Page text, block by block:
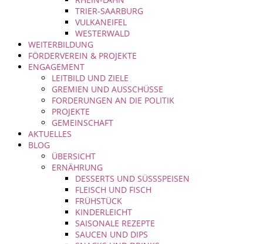
TRIER-SAARBURG
VULKANEIFEL
WESTERWALD
WEITERBILDUNG
FÖRDERVEREIN & PROJEKTE
ENGAGEMENT
LEITBILD UND ZIELE
GREMIEN UND AUSSCHÜSSE
FORDERUNGEN AN DIE POLITIK
PROJEKTE
GEMEINSCHAFT
AKTUELLES
BLOG
ÜBERSICHT
ERNÄHRUNG
DESSERTS UND SÜSSSPEISEN
FLEISCH UND FISCH
FRÜHSTÜCK
KINDERLEICHT
SAISONALE REZEPTE
SAUCEN UND DIPS